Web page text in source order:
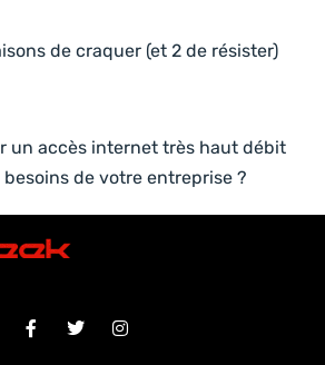
de craquer (et 2 de résister)
un accès internet très haut débit
de votre entreprise ?